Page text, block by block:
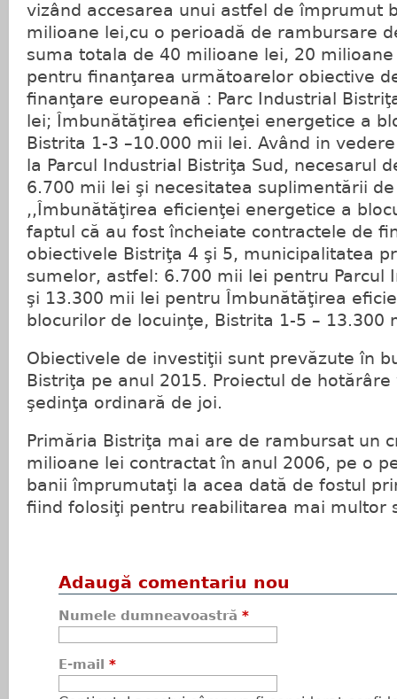
vizând accesarea unui astfel de împrumut
milioane lei,cu o perioadă de rambursare
suma totala de 40 milioane lei, 20
pentru finanţarea următoarelor obiective
finanţare europeană : Parc Industrial
lei; Îmbunătăţirea eficienţei energetice a
Bistrita 1-3 –10.000 mii lei. Având in
la Parcul Industrial Bistriţa Sud, necesarul
6.700 mii lei şi necesitatea suplimentării
,,Îmbunătăţirea eficienţei energetice a
faptul că au fost încheiate contractele de
obiectivele Bistriţa 4 şi 5, municipalitatea
sumelor, astfel: 6.700 mii lei pentru Parcul
şi 13.300 mii lei pentru Îmbunătăţirea
blocurilor de locuinţe, Bistrita 1-5 – 13.300
Obiectivele de investiţii sunt prevăzute în
Bistriţa pe anul 2015. Proiectul de
şedinţa ordinară de joi.
Primăria Bistriţa mai are de rambursat un
milioane lei contractat în anul 2006, pe o
banii împrumutaţi la acea dată de fostul
fiind folosiţi pentru reabilitarea mai multor
Adaugă comentariu nou
Numele dumneavoastră *
E-mail *